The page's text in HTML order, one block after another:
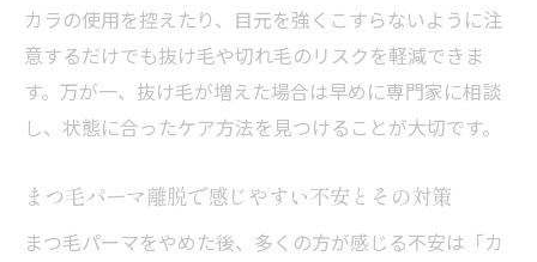
カラの使用を控えたり、目元を強くこすらないように注
意するだけでも抜け毛や切れ毛のリスクを軽減できま
す。万が一、抜け毛が増えた場合は早めに専門家に相談
し、状態に合ったケア方法を見つけることが大切です。
まつ毛パーマ離脱で感じやすい不安とその対策
まつ毛パーマをやめた後、多くの方が感じる不安は「カ